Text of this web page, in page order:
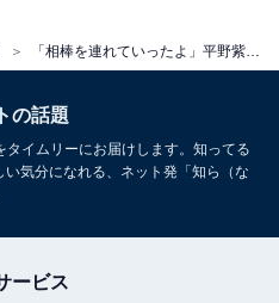
の話題
イムリーにお届けします。知ってる
気分になれる、ネット発「知ら（な
ービス